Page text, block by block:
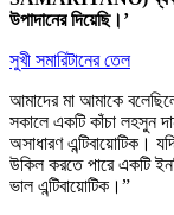
উপাদানের দিয়েছি।’
সুখী সমারিটানের তেল
আমাদের মা আমাকে
সকালে একটি কাঁচা লহসুন
অসাধারণ এন্টিবায়োটিক।
উকিল করতে পারে একটি
ভাল এন্টিবায়োটিক।”